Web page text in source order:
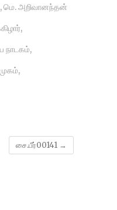
,மெ. அறிவானந்தன்
,
நாடகம்,
,
சை.பீர்00141 →